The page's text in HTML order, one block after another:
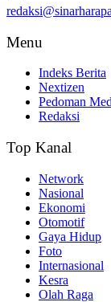
Menu
Indeks Berita
Nextizen
Pedoman
Redaksi
Top Kanal
Network
Nasional
Ekonomi
Otomotif
Gaya Hidup
Foto
Internasional
Kesra
Olah Raga